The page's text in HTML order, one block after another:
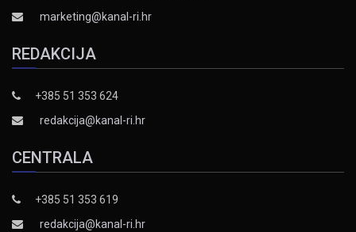
marketing@kanal-ri.hr
REDAKCIJA
+385 51 353 624
redakcija@kanal-ri.hr
CENTRALA
+385 51 353 619
redakcija@kanal-ri.hr